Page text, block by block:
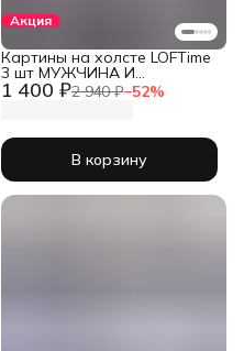
Акция
1 400 ₽2 940 ₽−52%
Картины на холсте LOFTime
3 шт МУЖЧИНА И
ЖЕНЩИНА СЕР 2 30Х40
К-637-3040
В корзину